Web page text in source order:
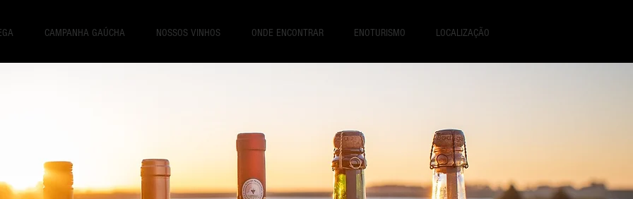
CAMPANHA GAÚCHA NOSSOS VINHOS ONDE ENCONTRAR ENOTURISMO LOCALIZAÇÃO